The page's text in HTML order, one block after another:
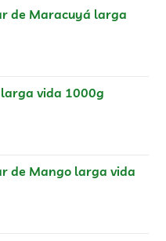
de Maracuyá larga
vida 1000g
de Mango larga vida